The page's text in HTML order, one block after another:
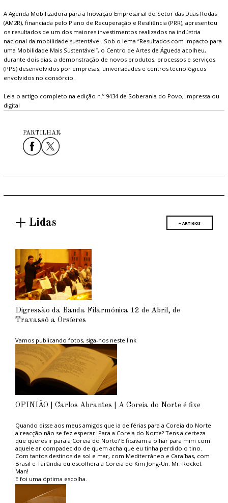
A Agenda Mobilizadora para a Inovação Empresarial do Setor das Duas Rodas
(AM2R), financiada pelo Plano de Recuperação e Resiliência (PRR), apresentou
os resultados de um dos maiores investimentos realizados na indústria
nacional da mobilidade sustentável. Sob o lema “Resultados com Impacto para
uma Mobilidade Mais Sustentável”, o Centro de Artes de Águeda acolheu,
durante dois dias, a demonstração de novos produtos, processos e serviços
(PPS) desenvolvidos por empresas, universidades e centros tecnológicos
envolvidos no consórcio.
Leia o artigo completo na edição n.º 9434 de Soberania do Povo, impressa ou
digital
PARTILHAR
+ Lidas + ARTIGOS
Digressão da Banda Filarmónica 12 de Abril, de
Travassô a Orsíeres
Vamos publicando fotos, siga-nos neste link
OPINIÃO | Carlos Abrantes | A Coreia do Norte é fixe
Quando disse aos meus amigos que ia de férias para a Coreia do Norte
a reacção não se fez esperar. Para a Coreia do Norte? Tens a certeza
que queres ir para a Coreia do Norte? E ficavam a olhar para mim com
aquele ar compadecido de quem acha que eu tinha perdido o tino.
Com tantos destinos de sol e mar, com Mediterrâneo e Caraíbas, com
Brasil e Tailândia eu escolhera a Coreia do Kim Jong-Un, Mr. Rocket
Man!
E foi uma óptima escolha.
Aconselho aos ambientalistas do PAN, tão na moda, e aos amantes das
grandes causas politicamente correctas, uma estadia naquele paraíso